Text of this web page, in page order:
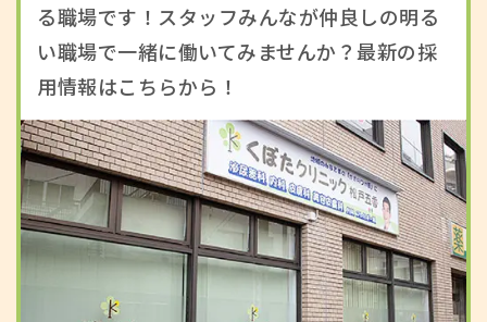
る職場です！スタッフみんなが仲良しの明る
い職場で一緒に働いてみませんか？最新の採
用情報はこちらから！